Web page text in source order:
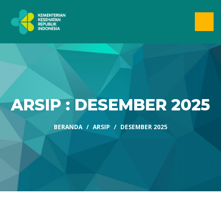
ARSIP : DESEMBER 2025
BERANDA ARSIP DESEMBER 2025